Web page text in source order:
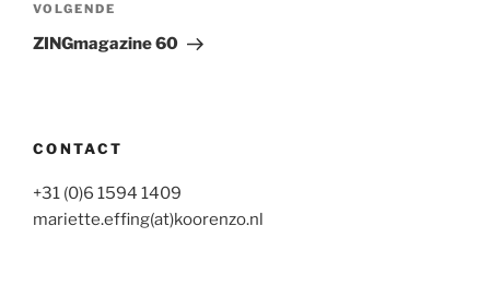
Volgend
bericht
VOLGENDE
ZINGmagazine 60
CONTACT
+31 (0)6 1594 1409
mariette.effing(at)koorenzo.nl